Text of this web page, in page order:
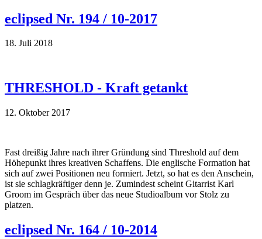
eclipsed Nr. 194 / 10-2017
18. Juli 2018
THRESHOLD - Kraft getankt
12. Oktober 2017
Fast dreißig Jahre nach ihrer Gründung sind Threshold auf dem
Höhepunkt ihres kreativen Schaffens. Die englische Formation hat
sich auf zwei Positionen neu formiert. Jetzt, so hat es den Anschein,
ist sie schlagkräftiger denn je. Zumindest scheint Gitarrist Karl
Groom im Gespräch über das neue Studioalbum vor Stolz zu
platzen.
eclipsed Nr. 164 / 10-2014